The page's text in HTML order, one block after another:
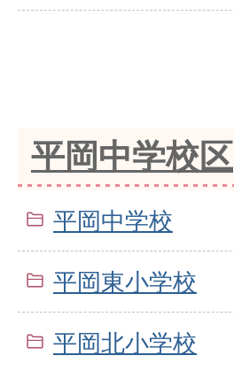
平岡中学校区
平岡中学校
平岡東小学校
平岡北小学校